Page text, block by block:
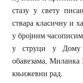
стазу у свету
ствара класичну и
у бројним
у струци у Дому
обавезама, Миланка
књижевни рад.